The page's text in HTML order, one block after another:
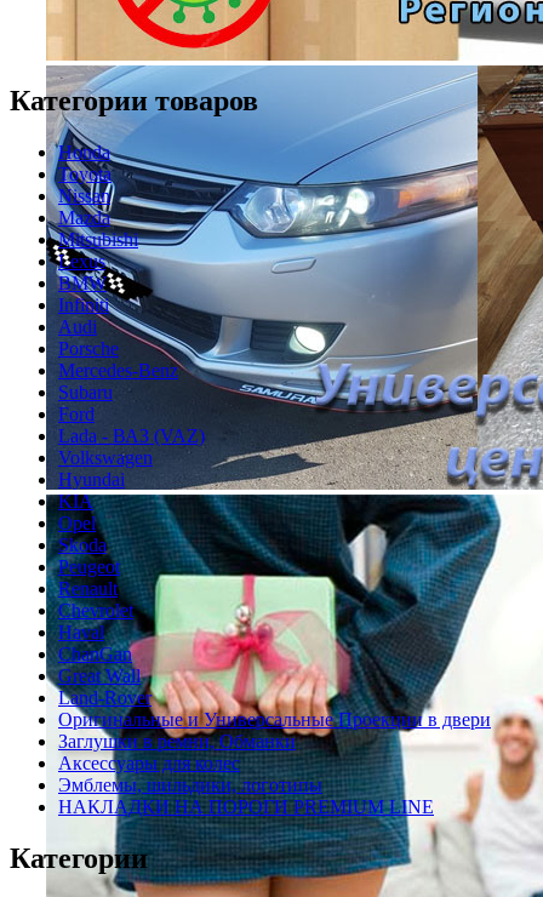
Категории товаров
Honda
Toyota
Nissan
Mazda
Mitsubishi
Lexus
BMW
Infiniti
Audi
Porsche
Mercedes-Benz
Subaru
Ford
Lada - ВАЗ (VAZ)
Volkswagen
Hyundai
KIA
Opel
Skoda
Peugeot
Renault
Chevrolet
Haval
ChanGan
Great Wall
Land-Rover
Оригинальные и Универсальные Проекции в двери
Заглушки в ремни, Обманки
Аксессуары для колес
Эмблемы, шильдики, логотипы
НАКЛАДКИ НА ПОРОГИ PREMIUM LINE
Категории